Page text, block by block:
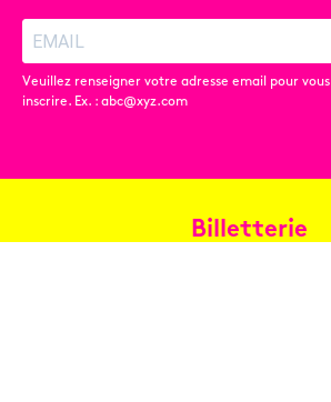
Veuillez renseigner votre adresse email pour vous
inscrire. Ex. : abc@xyz.com
Billetterie